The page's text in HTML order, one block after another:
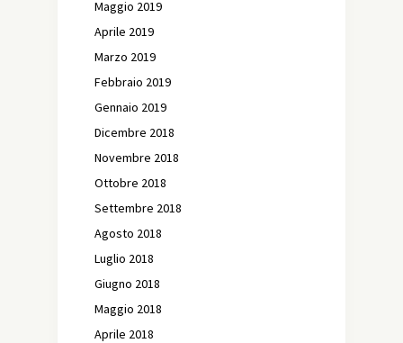
Maggio 2019
Aprile 2019
Marzo 2019
Febbraio 2019
Gennaio 2019
Dicembre 2018
Novembre 2018
Ottobre 2018
Settembre 2018
Agosto 2018
Luglio 2018
Giugno 2018
Maggio 2018
Aprile 2018